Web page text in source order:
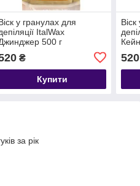
у гранулах для
ItalWax
500 г
₴
Купити
520
за рік